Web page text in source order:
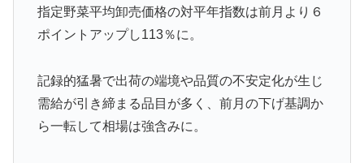
指定野菜平均卸売価格の対平年指数は前月より６
ポイントアップし113％に。
記録的猛暑で出荷の端境や品質の不安定化が生じ
需給が引き締まる品目が多く、前月の下げ基調か
ら一転して相場は強含みに。